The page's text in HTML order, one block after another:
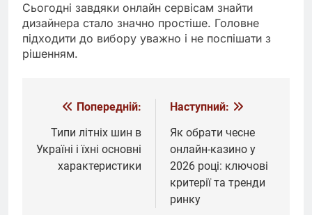
Сьогодні завдяки онлайн сервісам знайти
дизайнера стало значно простіше. Головне
підходити до вибору уважно і не поспішати з
рішенням.
Навігація
записів
Попередній:
Типи літніх шин в
Україні і їхні основні
характеристики
Наступний:
Як обрати чесне
онлайн-казино у
2026 році: ключові
критерії та тренди
ринку